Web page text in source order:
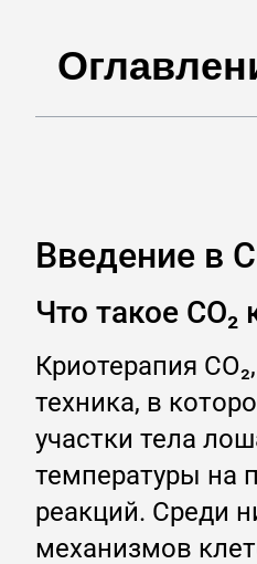
Введение в
Что такое
Криотерапия
техника, в
участки тела
температуры на
реакций. Среди
механизмов